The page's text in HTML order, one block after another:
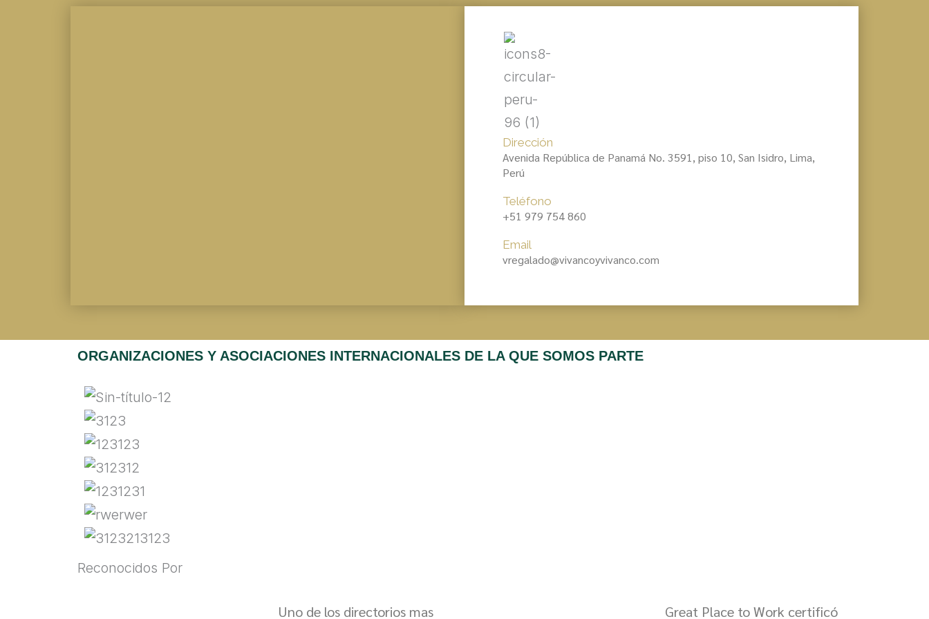
Dirección
Avenida República de Panamá No. 3591, piso 10, San Isidro, Lima,
Perú
Teléfono
+51 979 754 860
Email
vregalado@vivancoyvivanco.com
ORGANIZACIONES Y ASOCIACIONES INTERNACIONALES DE LA QUE SOMOS PARTE
Reconocidos Por
Uno de los directorios mas Great Place to Work certificó